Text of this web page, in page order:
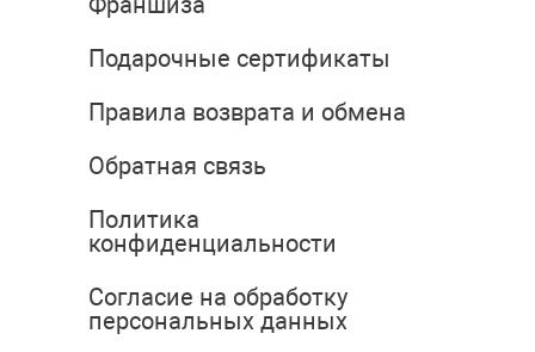
Подарочные сертификаты
Правила возврата и обмена
Обратная связь
Политика
конфиденциальности
Согласие на обработку
персональных данных